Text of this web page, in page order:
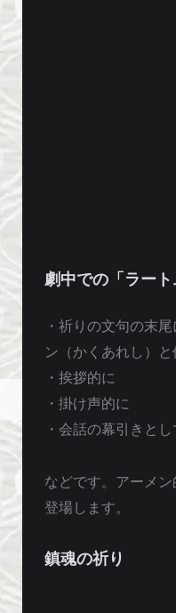
劇中での「ラー
・祈りの文句の末
ン（かくあれし）と
・挨拶的に
・掛け声的に
・会話の幕引きとし
などです。アーメ
登場します。
鎮魂の祈り